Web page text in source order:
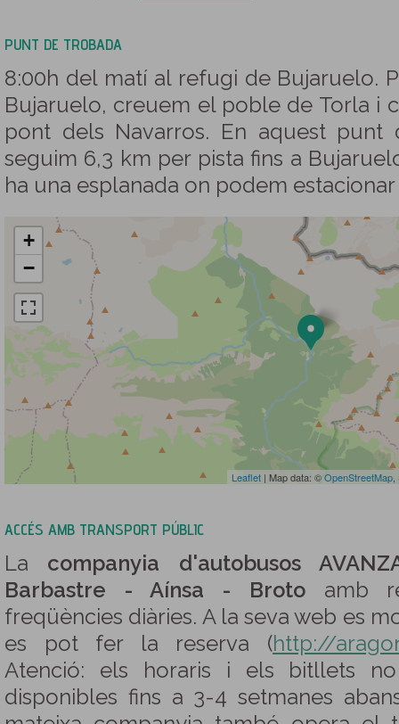
PUNT DE TROBADA
8:00h del matí al refugi de Bujaruelo.
Bujaruelo, creuem el poble de Torla i
pont dels Navarros. En aquest punt
seguim 6,3 km per pista fins a
ha una esplanada on podem
+
−
Leaflet | Map data: ©OpenStreetMap
ACCÉS AMB TRANSPORT PÚBLIC
La companyia d'autobusos
Barbastre - Aínsa - Broto amb
freqüències diàries. A la seva web es
es pot fer la reserva (http://
Atenció: els horaris i els bitllets
disponibles fins a 3-4 setmanes